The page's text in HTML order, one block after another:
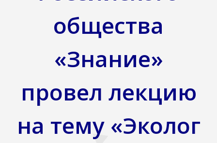
общества
«Знание»
провел лекцию
на тему «Эколог